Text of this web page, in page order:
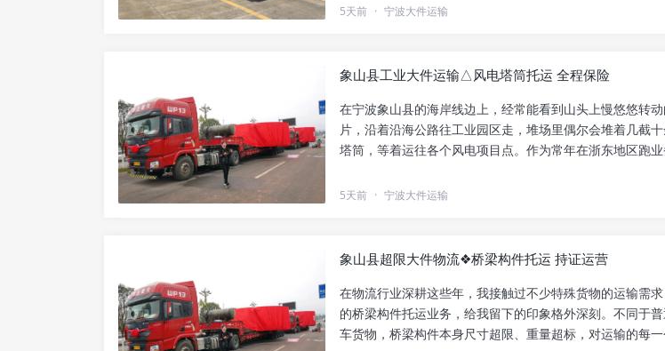
5天前 · 宁波大件运输
象山县工业大件运输△风电塔筒托运 全程保险
在宁波象山县的海岸线边上，经常能看到山头上慢悠悠转
片，沿着沿海公路往工业园区走，堆场里偶尔会堆着几截
塔筒，等着运往各个风电项目点。作为常年在浙东地区跑业
5天前 · 宁波大件运输
象山县超限大件物流❖桥梁构件托运 持证运营
在物流行业深耕这些年，我接触过不少特殊货物的运输需
的桥梁构件托运业务，给我留下的印象格外深刻。不同于
车货物，桥梁构件本身尺寸超限、重量超标，对运输的每一